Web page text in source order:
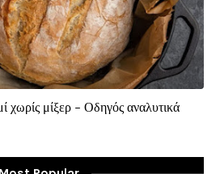
χωρίς μίξερ - Οδηγός αναλυτικά